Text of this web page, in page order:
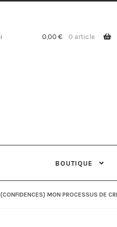
0,00€ 0 article
BOUTIQUE
{CONFIDENCES} MON PROCESSUS DE